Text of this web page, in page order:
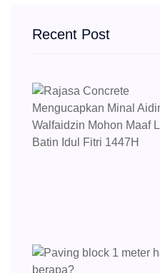
Recent Post